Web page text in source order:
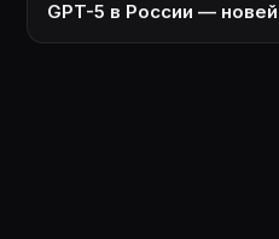
GPT-5 в России —